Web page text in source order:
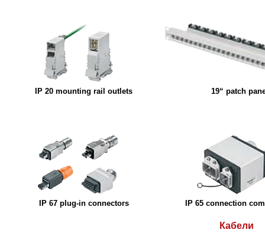
IP 20 mounting rail outlets 19“ patch
IP 67 plug-in connectors IP 65 connection
Кабели